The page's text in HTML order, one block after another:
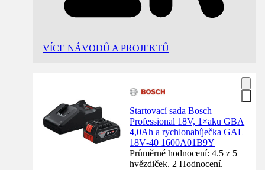
VÍCE NÁVODŮ A PROJEKTŮ
Startovací sada Bosch
Professional 18V, 1×aku GBA
4,0Ah a rychlonabíječka GAL
18V‑40 1600A01B9Y
Průměrné hodnocení: 4.5 z 5
hvězdiček. 2 Hodnocení.